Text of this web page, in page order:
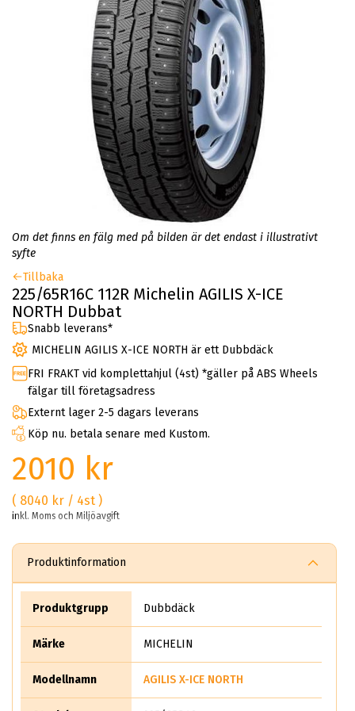
Om det finns en fälg med på bilden är det endast i illustrativt
syfte
Tillbaka
225/65R16C 112R Michelin AGILIS X-ICE
NORTH Dubbat
Snabb leverans*
MICHELIN AGILIS X-ICE NORTH är ett Dubbdäck
FRI FRAKT vid komplettahjul (4st) *gäller på ABS Wheels
fälgar till företagsadress
Externt lager 2-5 dagars leverans
Köp nu. betala senare med Kustom.
2010 kr
( 8040 kr / 4st )
inkl. Moms och Miljöavgift
Produktinformation
Produktgrupp Dubbdäck
Märke MICHELIN
Modellnamn AGILIS X-ICE NORTH